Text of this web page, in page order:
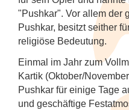
"Pushkar". Vor allem der
Pushkar, besitzt seither
religiöse Bedeutung.
Einmal im Jahr zum
Kartik (Oktober/
Pushkar für einige Tage
und geschäftige
Thailand
Vietnam
Zugreisen
Spirituelle Reisen
Sri Lanka
Thailand